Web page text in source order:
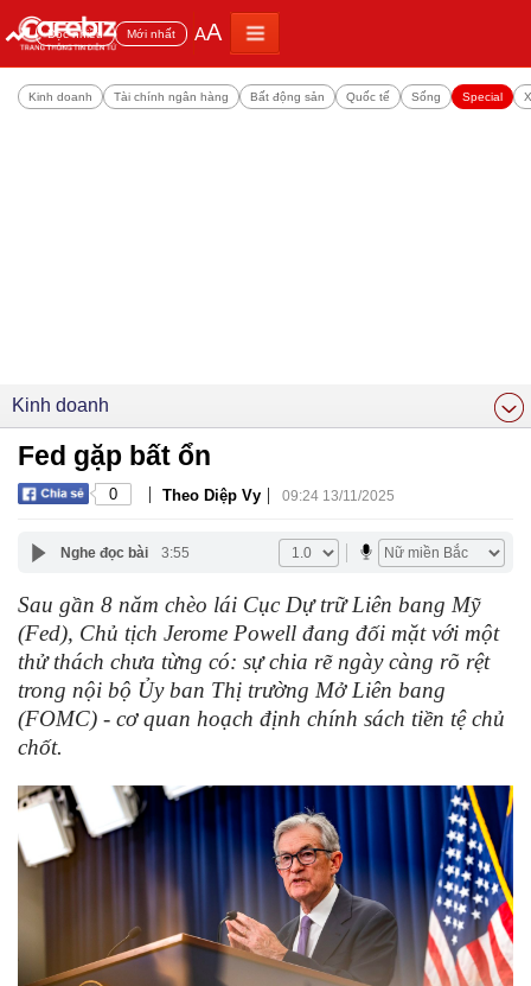
Đọc nhiều Mới nhất AA
Kinh doanh Tài chính ngân hàng Bất động sản Quốc tế Sống Special
Kinh doanh
Fed gặp bất ổn
0 | Theo Diệp Vy | 09:24 13/11/2025
Nghe đọc bài 3:55
Sau gần 8 năm chèo lái Cục Dự trữ Liên bang Mỹ
(Fed), Chủ tịch Jerome Powell đang đối mặt với một
thử thách chưa từng có: sự chia rẽ ngày càng rõ rệt
trong nội bộ Ủy ban Thị trường Mở Liên bang
(FOMC) - cơ quan hoạch định chính sách tiền tệ chủ
chốt.